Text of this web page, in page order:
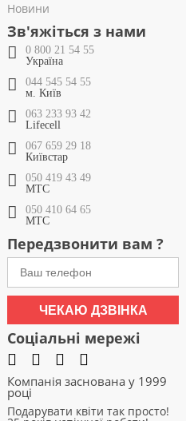
Новини
Зв'яжіться з нами
0 800 21 54 55
Україна
044 545 54 55
м. Київ
063 233 93 42
Lifecell
067 659 29 18
Київстар
050 419 43 49
МТС
050 410 64 65
МТС
Передзвонити вам ?
ЧЕКАЮ ДЗВІНКА
Соціальні мережі
Компанія заснована у 1999
році
Подарувати квіти так просто!